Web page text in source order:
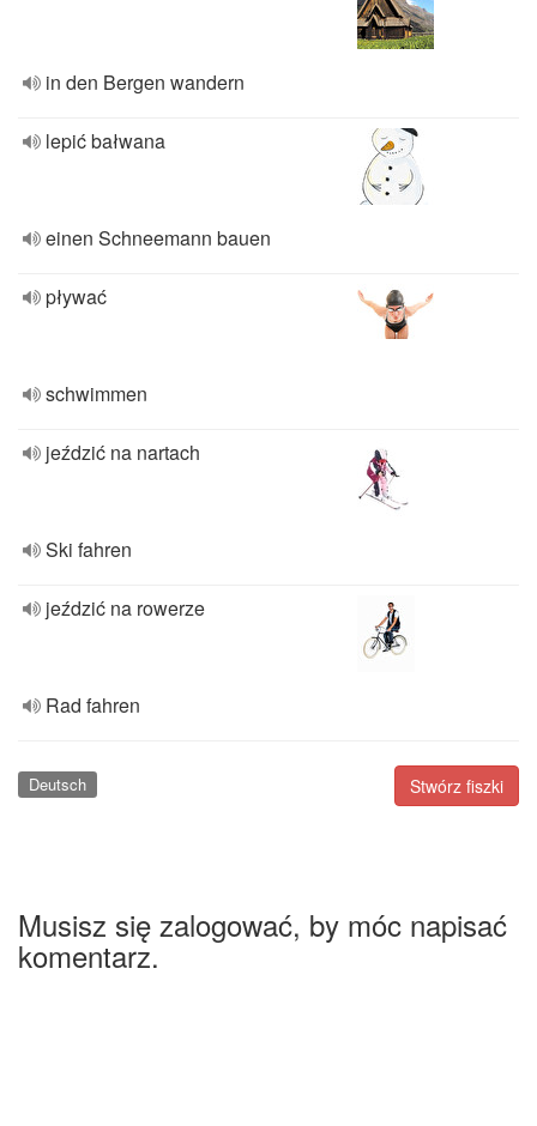
in den Bergen wandern
lepić bałwana
einen Schneemann bauen
pływać
schwimmen
jeździć na nartach
Ski fahren
jeździć na rowerze
Rad fahren
Stwórz fiszki
Deutsch
Musisz się zalogować, by móc napisać
komentarz.